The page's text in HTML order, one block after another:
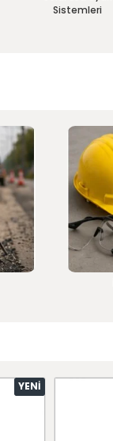
Sistemleri
YENI